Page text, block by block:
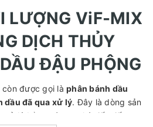
LƯỢNG ViF-MIX
DỊCH THỦY
ĐẬU PHỘNG
còn được gọi là phân bánh dầu
dầu đã qua xử lý. Đây là dòng sản
xử lý bằng công nghệ tiến tiến,